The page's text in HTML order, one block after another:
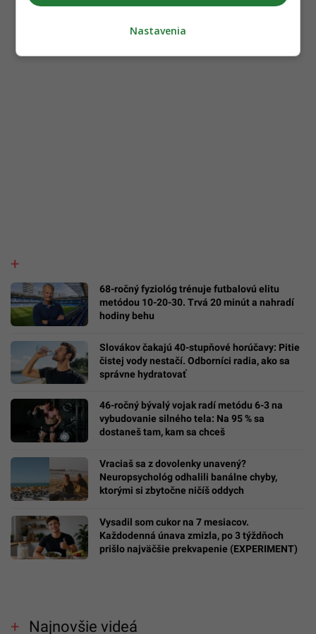
68-ročný fyziológ trénuje futbalovú elitu
metódou 10-20-30. Trvá 20 minút a nahradí
hodiny behu
Slovákov čakajú 40-stupňové horúčavy: Pitie
čistej vody nestačí. Odborníci radia, ako sa
správne hydratovať
46-ročný bývalý vojak radí metódu 6-3 na
vybudovanie silného tela: Na 95 % sa
dostaneš tam, kam sa chceš
Vraciaš sa z dovolenky unavený?
Neuropsychológ odhalili banálne chyby,
ktorými si zbytočne ničíš oddych
Vysadil som cukor na 7 mesiacov.
Každodenná únava zmizla, po 3 týždňoch
prišlo najväčšie prekvapenie (EXPERIMENT)
Najnovšie videá
Nastavenia